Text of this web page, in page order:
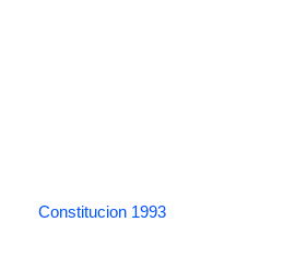
Constitucion 1993